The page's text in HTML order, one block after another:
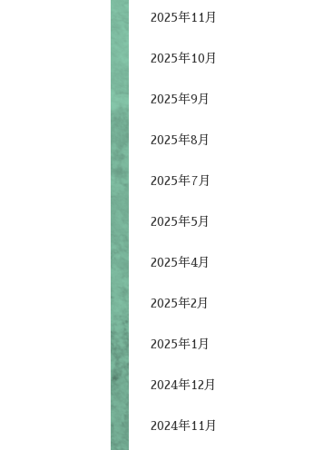
2025年11月
2025年10月
2025年9月
2025年8月
2025年7月
2025年5月
2025年4月
2025年2月
2025年1月
2024年12月
2024年11月